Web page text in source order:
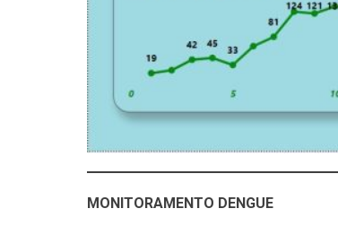
MONITORAMENTO DENGUE